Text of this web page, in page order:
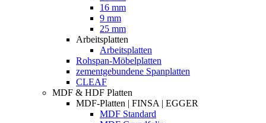
16 mm
9 mm
25 mm
Arbeitsplatten
Arbeitsplatten
Rohspan-Möbelplatten
zementgebundene Spanplatten
CLEAF
MDF & HDF Platten
MDF-Platten | FINSA | EGGER
MDF Standard